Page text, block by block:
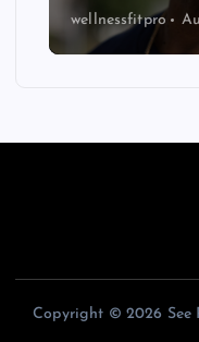
wellnessfitpro
Copyright © 2026 See